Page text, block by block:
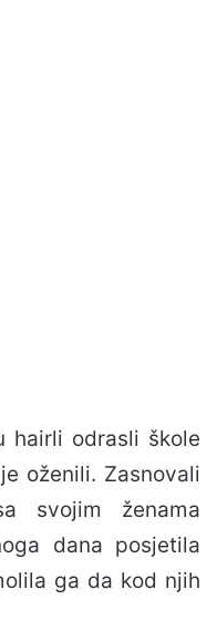
hairli odrasli škole
oženili. Zasnovali
svojim ženama
dana posjetila
ga da kod njih